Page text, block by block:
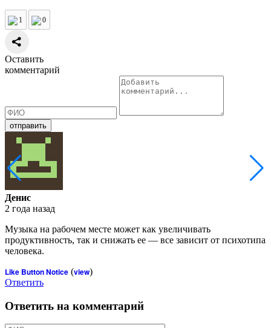
1 0
Оставить
комментарий
Денис
2 года назад
Музыка на рабочем месте может как увеличивать
продуктивность, так и снижать ее — все зависит от психотипа
человека.
Like Button Notice (view)
Ответить
Ответить на комментарий